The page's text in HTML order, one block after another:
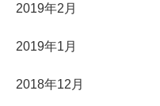
2019年2月
2019年1月
2018年12月